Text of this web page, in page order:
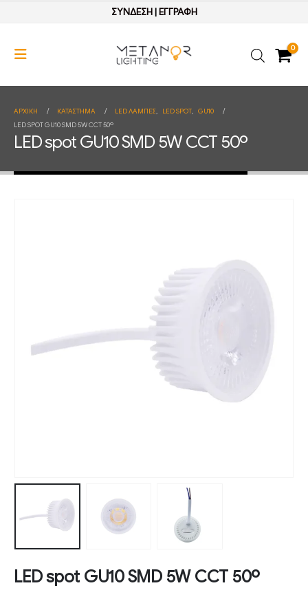
ΣΥΝΔΕΣΗ| ΕΓΓΡΑΦΗ
0
ΑΡΧΙΚΉ ΚΑΤΆΣΤΗΜΑ LED ΛΑΜΠΕΣ, LED SPOT, GU10
LED SPOT GU10 SMD 5W CCT 50º
LED spot GU10 SMD 5W CCT 50º
LED spot GU10 SMD 5W CCT 50º